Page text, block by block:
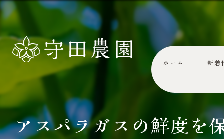
ホーム 新着
アスパラガスの鮮度を